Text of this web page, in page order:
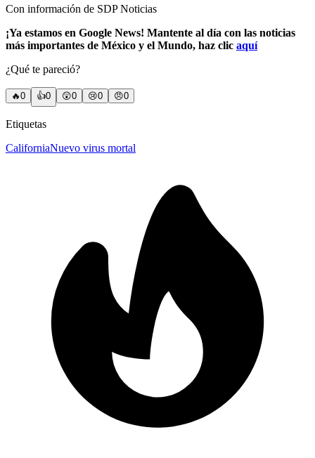
Con información de SDP Noticias
¡Ya estamos en Google News! Mantente al día con las noticias
más importantes de México y el Mundo, haz clic aquí
¿Qué te pareció?
🔥0 👍0 😲0 😢0 😠0
Etiquetas
CaliforniaNuevo virus mortal